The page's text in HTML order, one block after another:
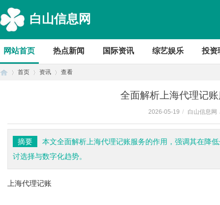
白山信息网
网站首页 热点新闻 国际资讯 综艺娱乐 投资
首页 资讯 查看
全面解析上海代理记
2026-05-19 / 白山信息网
摘要
本文全面解析上海代理记账服务的作用，强调其在降
讨选择与数字化趋势。
上海代理记账